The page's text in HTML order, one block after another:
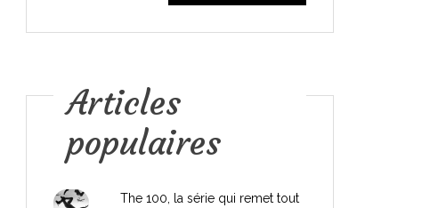
Articles
populaires
The 100, la série qui remet tout